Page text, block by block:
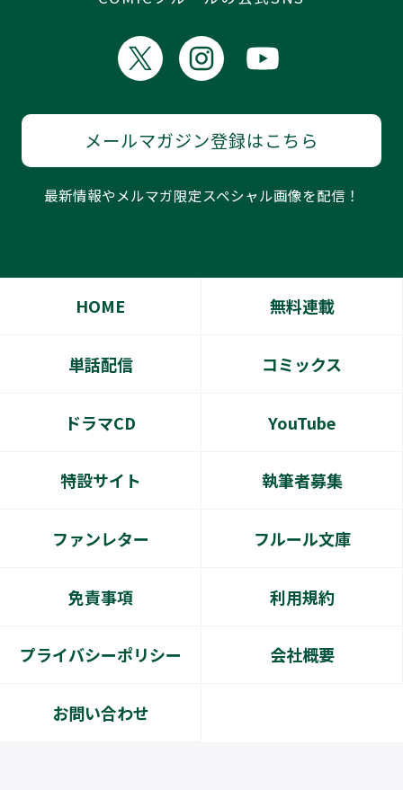
メールマガジン登録はこちら
最新情報やメルマガ限定スペシャル画像を配信！
HOME 無料連載
単話配信 コミックス
ドラマCD YouTube
特設サイト 執筆者募集
ファンレター フルール文庫
免責事項 利用規約
プライバシーポリシー 会社概要
お問い合わせ